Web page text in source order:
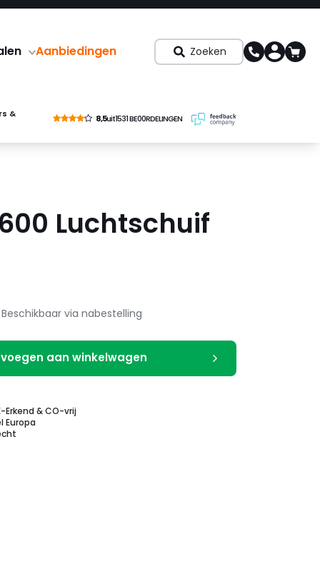
Aanbiedingen Zoeken
&
8,5uit1531 BE00RDELINGEN
Luchtschuif
Beschikbaar via nabestelling
aan winkelwagen
Erkend & CO-vrij
Europa